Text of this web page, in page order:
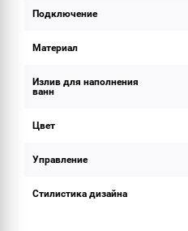
Подключение
Материал
Излив для наполнения
ванн
Цвет
Управление
Стилистика дизайна